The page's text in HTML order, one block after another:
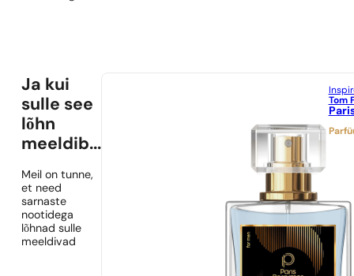
Ja kui
sulle see
lõhn
meeldib...
Meil on tunne,
et need
sarnaste
nootidega
lõhnad sulle
meeldivad
Tom